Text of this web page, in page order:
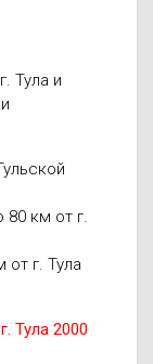
Тула и
80 км от г.
г. Тула
Тула 2000